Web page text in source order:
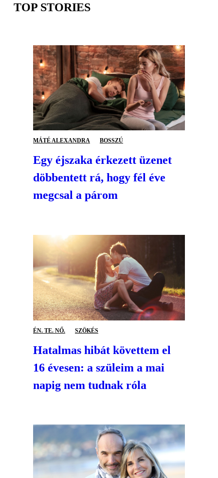
TOP STORIES
MÁTÉ ALEXANDRA BOSSZÚ
Egy éjszaka érkezett üzenet
döbbentett rá, hogy fél éve
megcsal a párom
ÉN. TE. NŐ. SZÖKÉS
Hatalmas hibát követtem el
16 évesen: a szüleim a mai
napig nem tudnak róla